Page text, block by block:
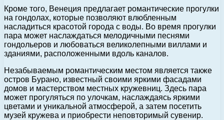
Кроме того, Венеция предлагает романтические прогулки
на гондолах, которые позволяют влюбленным
насладиться красотой города с воды. Во время прогулки
пара может наслаждаться мелодичными песнями
гондольеров и любоваться великолепными виллами и
зданиями, расположенными вдоль каналов.
Незабываемым романтическим местом является также
остров Бурано, известный своими яркими фасадами
домов и мастерством местных кружевниц. Здесь пара
может прогуляться по улочкам, наслаждаясь яркими
цветами и уникальной атмосферой, а затем посетить
музей кружева и приобрести неповторимый сувенир.